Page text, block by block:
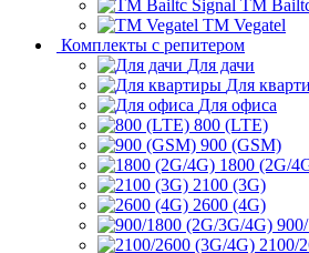
ТМ
ТМ Vegatel
Комплекты с репитером
Для дачи
Для
Для офиса
800 (LTE)
900 (GSM)
1800 (2G/
2100 (3G)
2600 (4G)
2100/